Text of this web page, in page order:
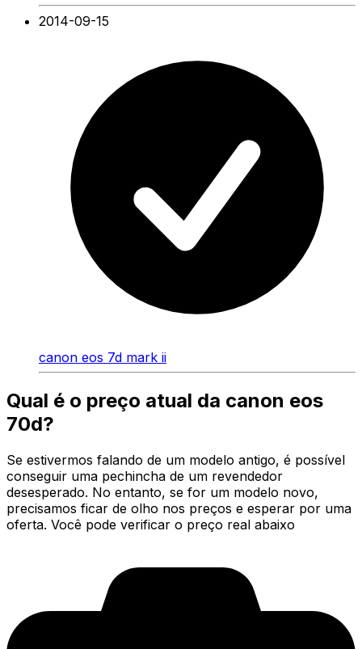
2014-09-15
canon eos 7d mark ii
Qual é o preço atual da canon eos
70d?
Se estivermos falando de um modelo antigo, é possível
conseguir uma pechincha de um revendedor
desesperado. No entanto, se for um modelo novo,
precisamos ficar de olho nos preços e esperar por uma
oferta. Você pode verificar o preço real abaixo